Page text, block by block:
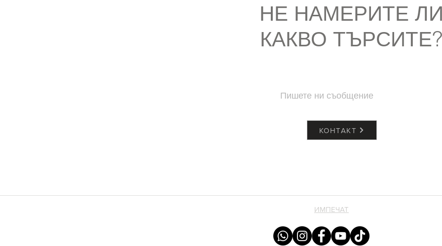
НЕ НАМЕРИТЕ
КАКВО ТЪРСИТЕ?
Пишете ни съобщение
КОНТАКТ
ИМПЕЧАТ